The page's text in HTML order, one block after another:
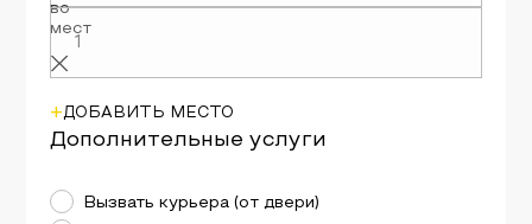
во
мест
+ДОБАВИТЬ МЕСТО
Дополнительные услуги
Вызвать курьера (от двери)